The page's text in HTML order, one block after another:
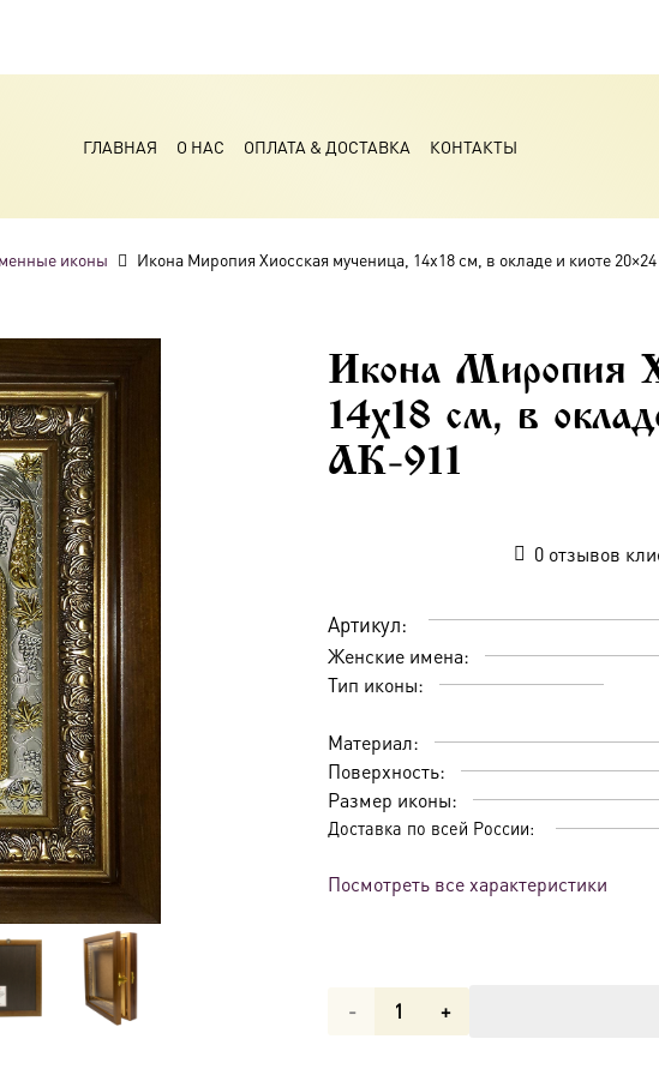
ГЛАВНАЯ О НАС ОПЛАТА & ДОСТАВКА КОНТАКТЫ
иконы Икона Миропия Хиосская мученица, 14х18 см, в окладе и киоте
Икона Миропия
14х18 см, в
AK-911
0отзывов
Артикул:
Женские имена:
Тип иконы:
Материал:
Поверхность:
Размер иконы:
Доставка по всей России:
Посмотреть все характеристики
Количество